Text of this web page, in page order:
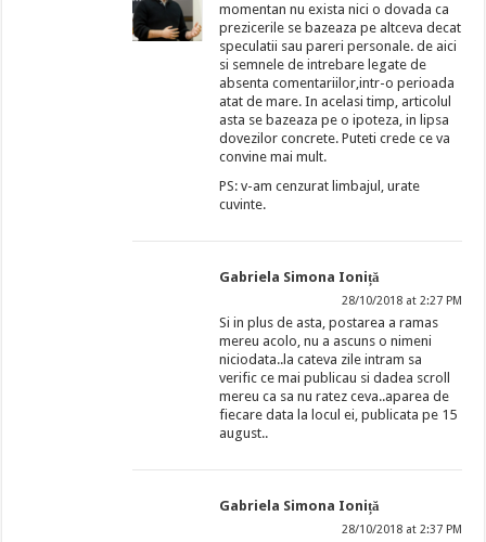
momentan nu exista nici o dovada ca
prezicerile se bazeaza pe altceva decat
speculatii sau pareri personale. de aici
si semnele de intrebare legate de
absenta comentariilor,intr-o perioada
atat de mare. In acelasi timp, articolul
asta se bazeaza pe o ipoteza, in lipsa
dovezilor concrete. Puteti crede ce va
convine mai mult.
PS: v-am cenzurat limbajul, urate
cuvinte.
Gabriela Simona Ioniță
28/10/2018 at 2:27 PM
Si in plus de asta, postarea a ramas
mereu acolo, nu a ascuns o nimeni
niciodata..la cateva zile intram sa
verific ce mai publicau si dadea scroll
mereu ca sa nu ratez ceva..aparea de
fiecare data la locul ei, publicata pe 15
august..
Gabriela Simona Ioniță
28/10/2018 at 2:37 PM